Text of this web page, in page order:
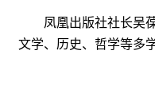
凤凰出版社社长吴
文学、历史、哲学等多